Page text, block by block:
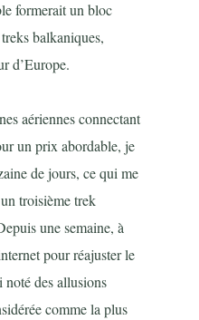
formerait un bloc
balkaniques,
d’Europe.
aériennes connectant
un prix abordable, je
de jours, ce qui me
troisième trek
une semaine, à
pour réajuster le
noté des allusions
comme la plus